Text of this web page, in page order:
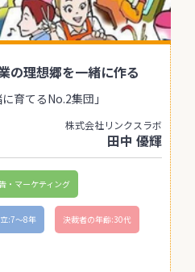
の理想郷を一緒に作る
育てるNo.2集団」
株式会社リンクスラボ
田中 優輝
・マーケティング
:7〜8年 決裁者の年齢:30代